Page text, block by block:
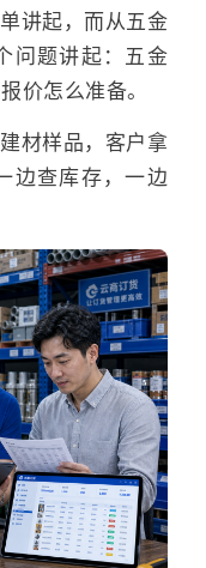
讲起，而从五金
问题讲起：五金
价怎么准备。
材样品，客户拿
边查库存，一边